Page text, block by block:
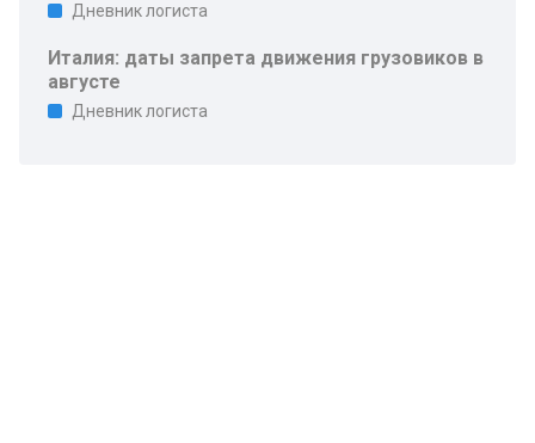
Дневник логиста
Италия: даты запрета движения грузовиков в
августе
Дневник логиста